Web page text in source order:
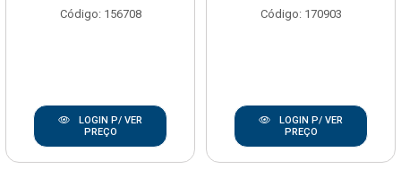
Código: 156708
LOGIN P/ VER
PREÇO
Código: 170903
LOGIN P/ VER
PREÇO